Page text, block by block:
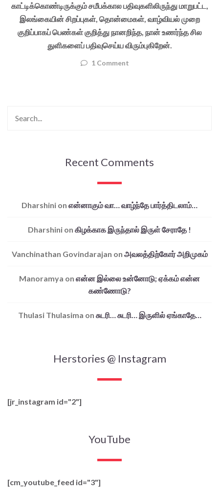
காட்டிக்கொண்டிருக்கும் சமீபக்கால பதிவுகளிலிருந்து மாறுபட்ட,
இலங்கையின் சிறப்புகள், தொன்மைகள், வாழ்வியல் முறை
குறிப்பாகப் பெண்கள் குறித்து நானறிந்த, நான் உணர்ந்த சில
துளிகளைப் பதிவுசெய்ய விரும்புகிறேன்.
1 Comment
Recent Comments
Dharshini on என்னாகும் வா… வாழ்ந்தே பார்த்திடலாம்…
Dharshini on கிழக்காக இருந்தால் இருள் சேராதே !
Vanchinathan Govindarajan on அவலத்திற்கோர் அறிமுகம்
Manoramya on என்ன இல்லை உன்னோடு; ஏக்கம் என்ன
கண்ணோடு?
Thulasi Thulasima on சுடரி… சுடரி… இருளில் ஏங்காதே…
Herstories @ Instagram
[jr_instagram id="2"]
YouTube
[cm_youtube_feed id="3"]